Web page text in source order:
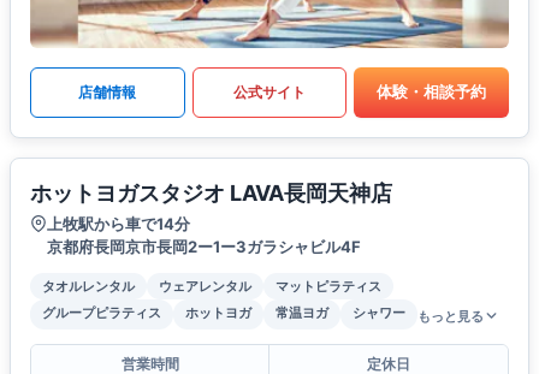
店舗情報 公式サイト 体験・相談予約
ホットヨガスタジオ LAVA長岡天神店
上牧駅から車で14分
京都府長岡京市長岡2ー1ー3ガラシャビル4F
タオルレンタル ウェアレンタル
マットピラティス
グループピラティス
ホットヨガ 常温ヨガ シャワー もっと見る
営業時間
定休日